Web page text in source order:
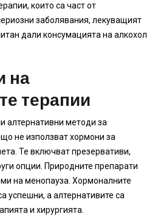
които са част от
заболявания, лекуващият
дали консумацията на алкохол
на
терапии
алтернативни методи за
не използват хормони за
Те включват презервативи,
опции. Природните препарати
на менопауза. Хормоналните
успешни, а алтернативите са
и хирургията.